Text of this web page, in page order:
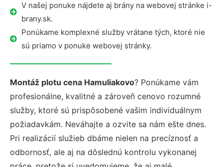
V našej ponuke nájdete aj brány na webovej stránke i-
brany.sk.
Ponúkame komplexné služby vrátane tých, ktoré nie
sú priamo v ponuke webovej stránky.
Montáž plotu cena Hamuliakovo? Ponúkame vám
profesionálne, kvalitné a zároveň cenovo rozumné
služby, ktoré sú prispôsobené vašim individuálnym
požiadavkám. Neváhajte a ozvite sa nám ešte dnes.
Pri realizácií služieb dbáme nielen na precíznosť a
odbornosť, ale aj na dôslednú kontrolu vykonanej